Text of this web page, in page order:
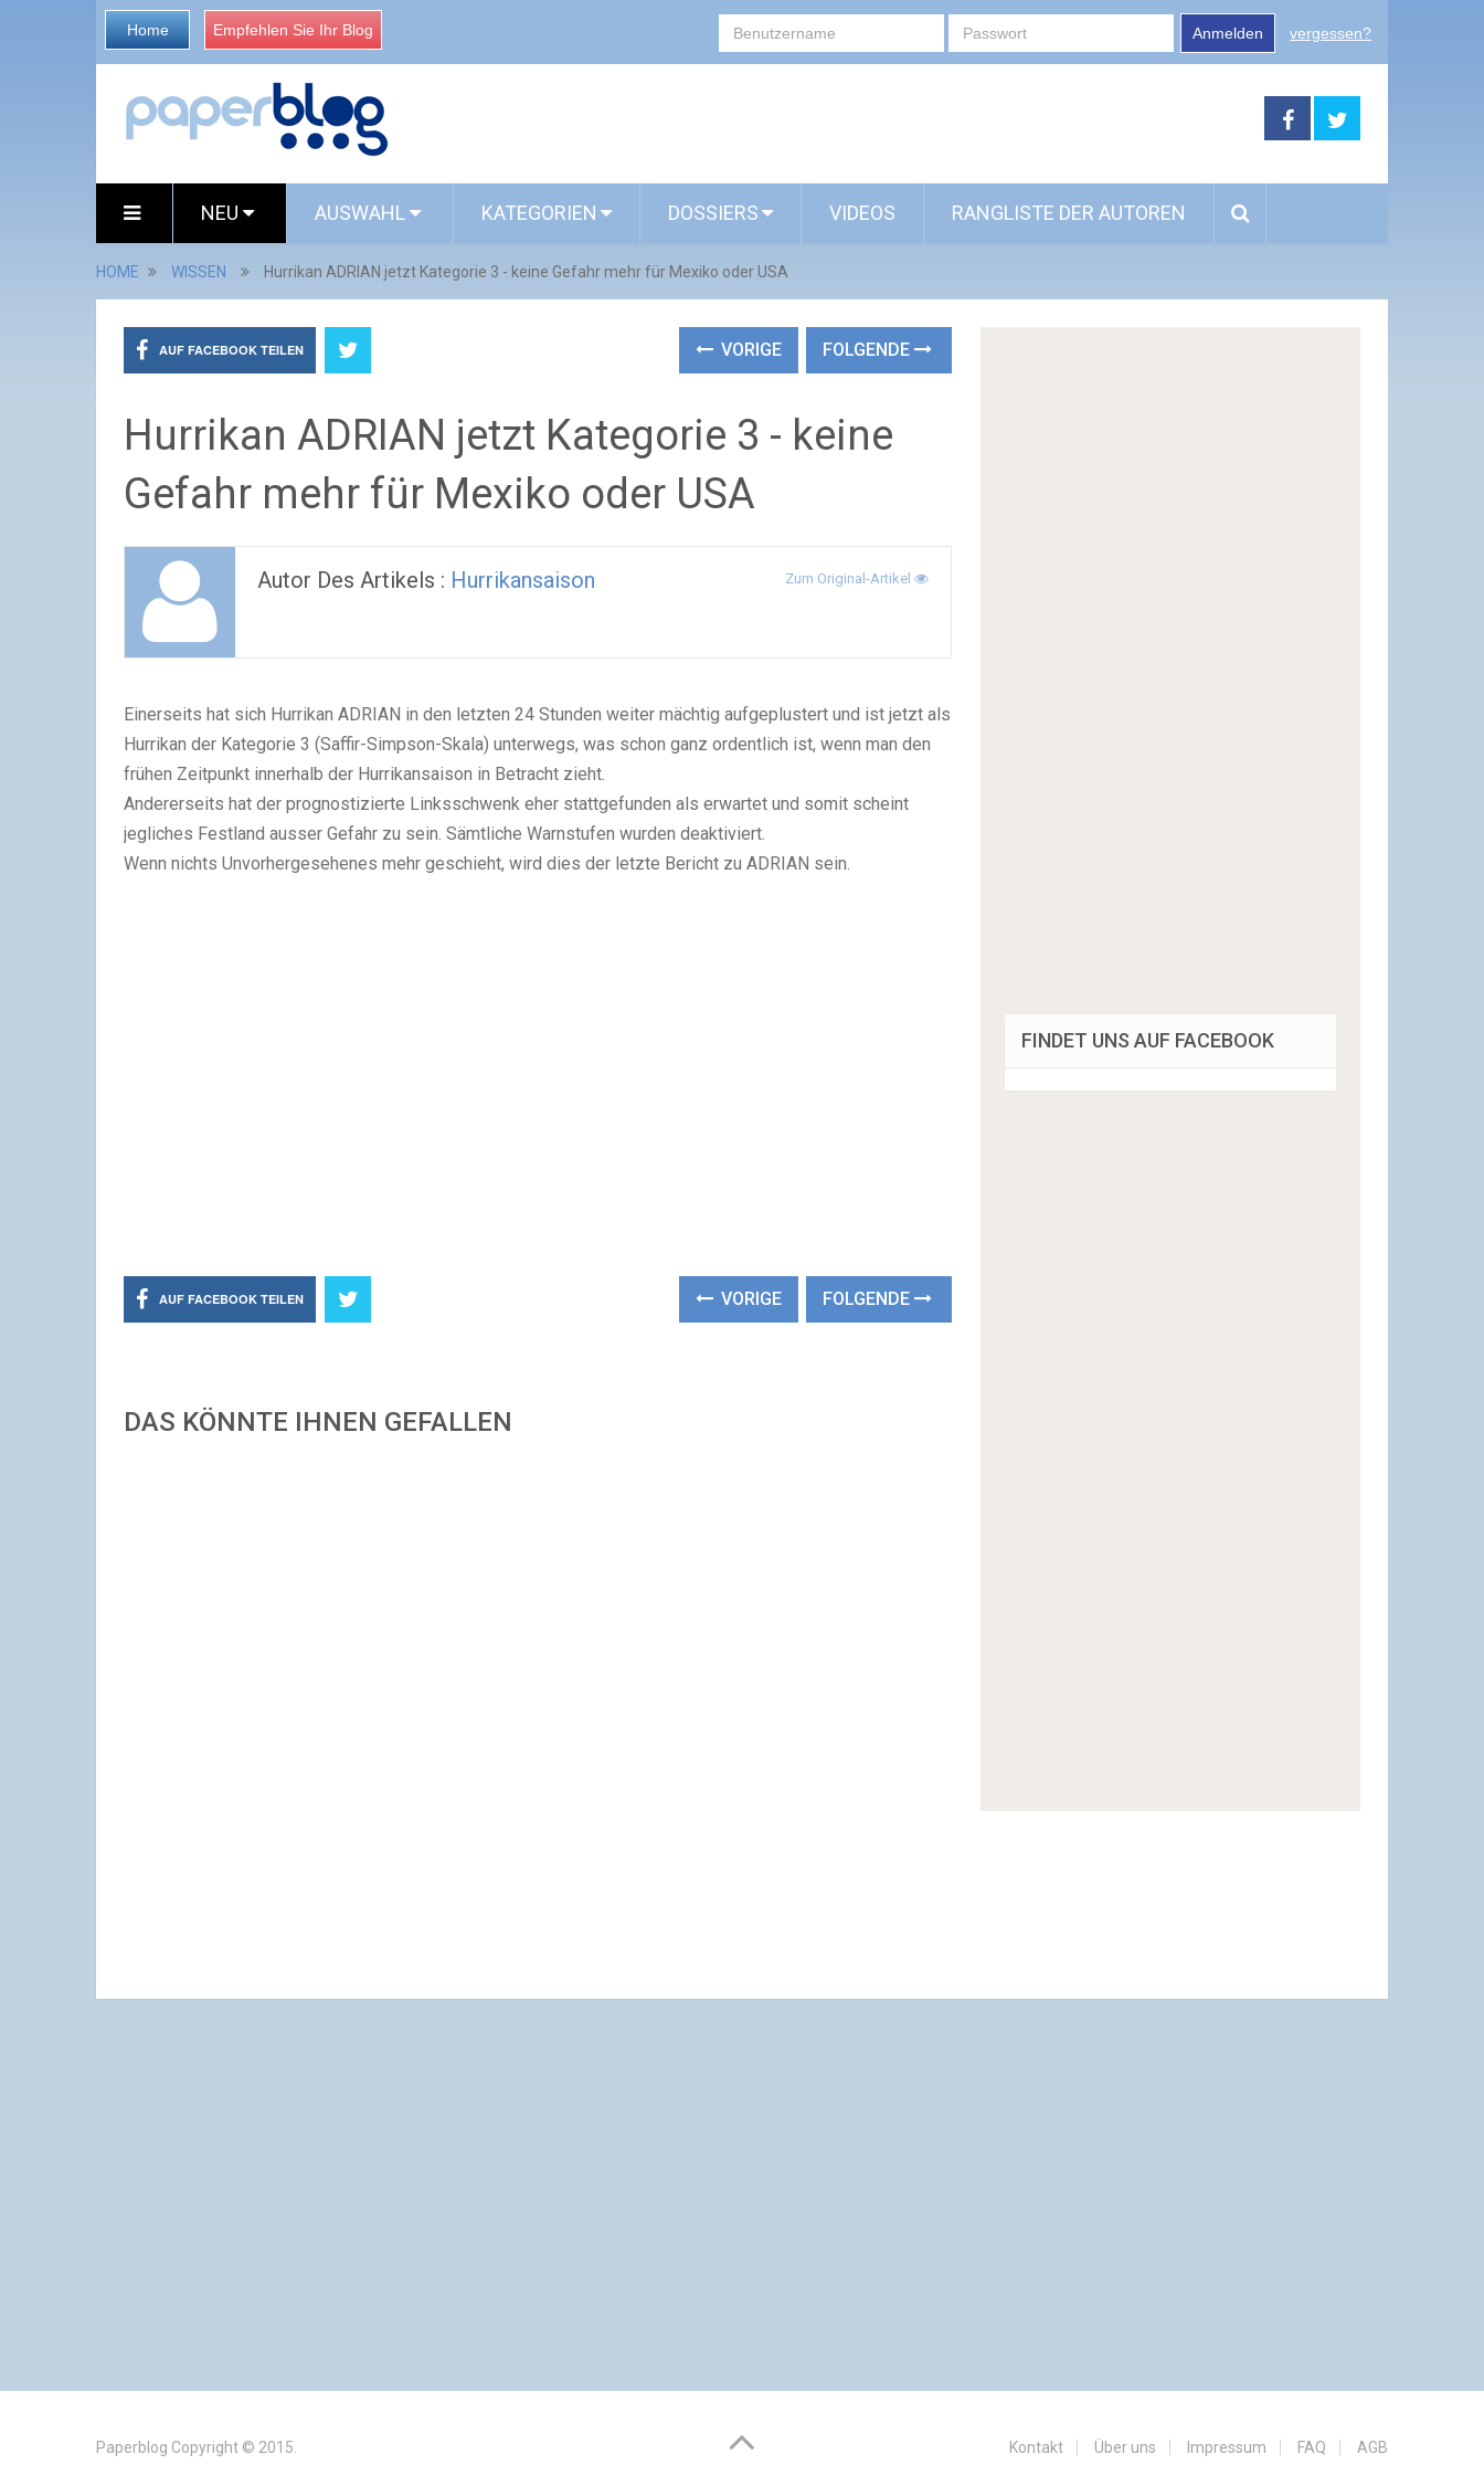
Home Empfehlen Sie Ihr Blog Anmelden vergessen?
NEU AUSWAHL KATEGORIEN DOSSIERS VIDEOS RANGLISTE DER AUTOREN
HOME WISSEN Hurrikan ADRIAN jetzt Kategorie 3 - keine Gefahr mehr für Mexiko oder USA
AUF FACEBOOK TEILEN VORIGE FOLGENDE
Hurrikan ADRIAN jetzt Kategorie 3 - keine
Gefahr mehr für Mexiko oder USA
Autor Des Artikels : Hurrikansaison Zum Original-Artikel
Einerseits hat sich Hurrikan ADRIAN in den letzten 24 Stunden weiter mächtig aufgeplustert und ist jetzt als
Hurrikan der Kategorie 3 (Saffir-Simpson-Skala) unterwegs, was schon ganz ordentlich ist, wenn man den
frühen Zeitpunkt innerhalb der Hurrikansaison in Betracht zieht.
Andererseits hat der prognostizierte Linksschwenk eher stattgefunden als erwartet und somit scheint
jegliches Festland ausser Gefahr zu sein. Sämtliche Warnstufen wurden deaktiviert.
Wenn nichts Unvorhergesehenes mehr geschieht, wird dies der letzte Bericht zu ADRIAN sein.
AUF FACEBOOK TEILEN VORIGE FOLGENDE
DAS KÖNNTE IHNEN GEFALLEN
FINDET UNS AUF FACEBOOK
Paperblog Copyright © 2015. Kontakt Über uns Impressum FAQ AGB